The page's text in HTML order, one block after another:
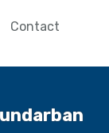
Contact